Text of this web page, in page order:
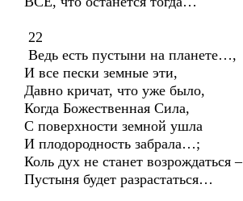
22
Ведь есть пустыни на планете…,
И все пески земные эти,
Давно кричат, что уже было,
Когда Божественная Сила,
С поверхности земной ушла
И плодородность забрала…;
Коль дух не станет возрождаться –
Пустыня будет разрастаться…